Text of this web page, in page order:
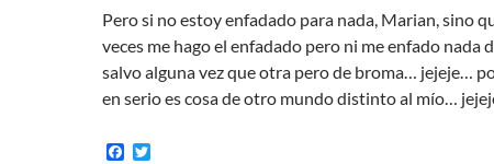
Pero si no estoy enfadado para nada, Marian, sino
veces me hago el enfadado pero ni me enfado nada
salvo alguna vez que otra pero de broma… jejeje…
en serio es cosa de otro mundo distinto al mío…
F